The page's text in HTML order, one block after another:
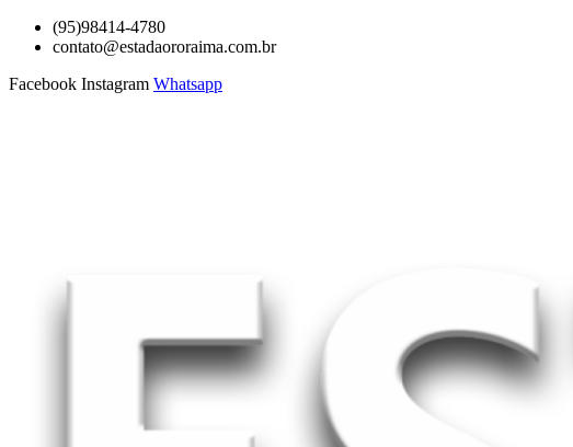
para
conteúdo
(95)98414-4780
contato@estadaororaima.com.br
Facebook Instagram Whatsapp